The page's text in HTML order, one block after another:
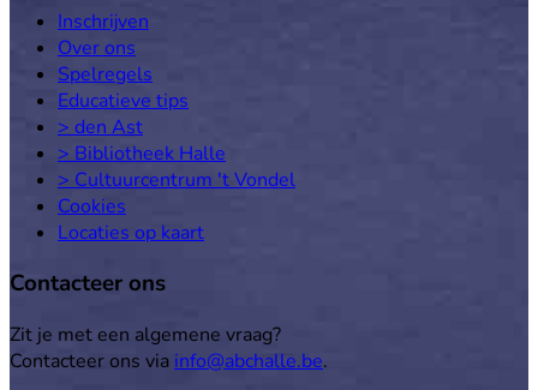
Inschrijven
Over ons
Spelregels
Educatieve tips
> den Ast
> Bibliotheek Halle
> Cultuurcentrum 't Vondel
Cookies
Locaties op kaart
Contacteer ons
Zit je met een algemene vraag?
Contacteer ons via info@abchalle.be.